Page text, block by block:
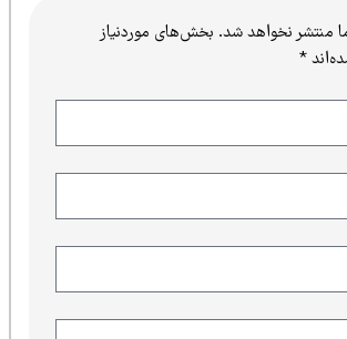
نخواهد شد.بخش‌های موردنیاز
*